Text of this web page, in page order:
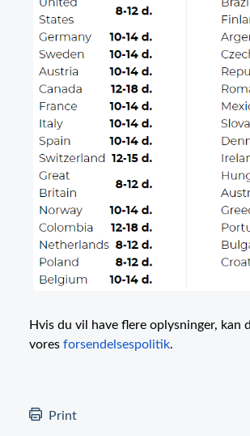
Hvis du vil have flere oplysninger, kan
vores forsendelsespolitik.
Print